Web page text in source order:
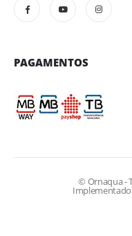
PAGAMENTOS
© Ornaqua -